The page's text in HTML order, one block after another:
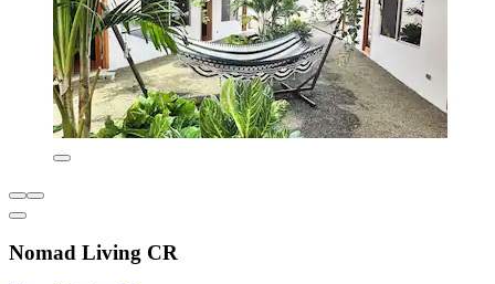
Nomad Living CR